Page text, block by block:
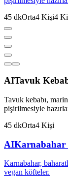
45 dkOrta4 Kişi4
AITavuk
Tavuk kebabı,
pişirilmesiyle
45 dkOrta4 Kişi
AIKarnabahar
Karnabahar,
vegan köfteler.